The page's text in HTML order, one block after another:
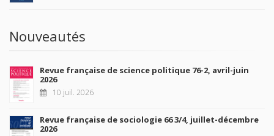
Nouveautés
Revue française de science politique 76-2, avril-juin
2026
10 juil. 2026
Revue française de sociologie 66 3/4, juillet-décembre
2026